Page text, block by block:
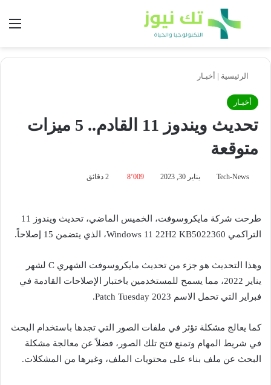
بحث عن
الرئيسية | أخبـار
أخبـار
تحديث ويندوز 11 القادم.. 5 ميزات
متوقعة
Tech-News يناير 30, 2023 8٬009
طرحت شركة مايكروسوفت، الخميس الماضي، تحديث ويندوز 11
التراكمي Windows 11 22H2 KB5022360، الذي يتضمن 15 إصلاحاً.
وهذا التحديث هو جزء من تحديث مايكروسوفت الشهري C لشهر
يناير 2022، مما يسمح للمستخدمين باختبار الإصلاحات القادمة في
فبراير التي تحمل الاسم 2023 Patch Tuesday.
كما يعالج مشكلة تؤثر في ملفات الصور التي تجدها باستخدام البحث
في شريط المهام وتمنع فتح تلك الصور، فضلاً عن معالجة مشكلة
البحث عن ملف بناء على محتويات الملف، وغيرها من المشكلات.